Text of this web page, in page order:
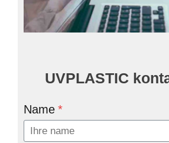
UVPLASTIC
Name *